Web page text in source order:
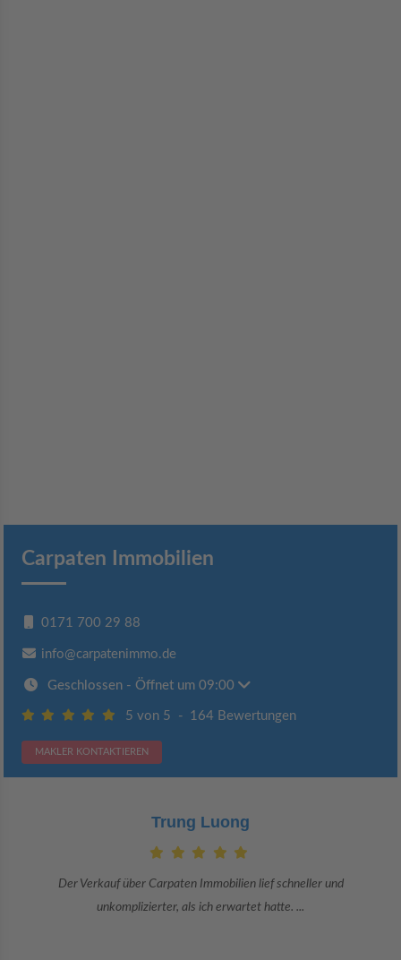
Carpaten Immobilien
0171 700 29 88
info@carpatenimmo.de
Geschlossen - Öffnet um 09:00
5 von 5 - 164 Bewertungen
MAKLER KONTAKTIEREN
Claudia Bergrath
Danke an Carpaten Immobilien und besonders an Frau Adriana Sarca.
Sie war viele Monate mehr als ...